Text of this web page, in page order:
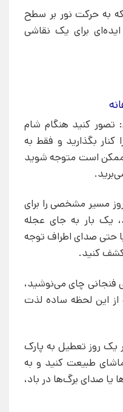
به حرکت نور بر سطح
برای یک نقاشی
تصور کنید هنگام شام
کنار بگذارید و فقط به
است متوجه شوید
روز مسیر مشخصی را برای
یک بار به جای عجله
حتی صدای اطراف توجه
کنید.
فنجانی چای می‌نوشید،
این لحظه ساده لذت
یک روز تعطیل به پارک
طبیعت کنید و به
یا صدای برگ‌ها در باد،